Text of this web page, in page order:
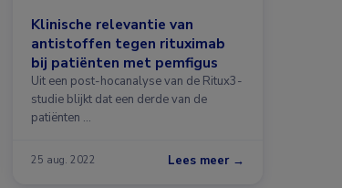
Klinische relevantie van
antistoffen tegen rituximab
bij patiënten met pemfigus
Uit een post-hocanalyse van de Ritux3-
studie blijkt dat een derde van de
patiënten …
25 aug. 2022 Lees meer →